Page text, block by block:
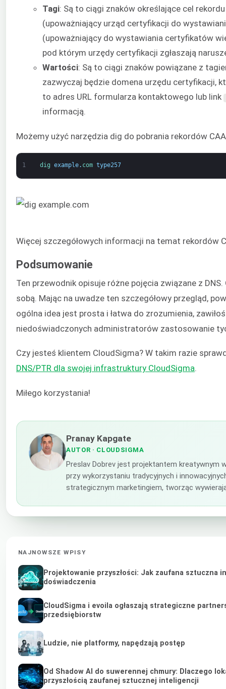
Tagi: Są to ciągi znaków określające cel
(upoważniający urząd certyfikacji do
(upoważniający do wystawiania certyfikatów
pod którym urzędy certyfikacji zgłaszają
Wartości: Są to ciągi znaków powiązane z
zazwyczaj będzie domena urzędu certyfikacji,
to adres URL formularza kontaktowego lub link
informacją.
Możemy użyć narzędzia dig do pobrania rekordów
1 dig example. com type257
Więcej szczegółowych informacji na temat rekordów
Podsumowanie
Ten przewodnik opisuje różne pojęcia związane z
sobą. Mając na uwadze ten szczegółowy przegląd,
ogólna idea jest prosta i łatwa do zrozumienia,
niedoświadczonych administratorów zastosowanie
Czy jesteś klientem CloudSigma? W takim razie
DNS/PTR dla swojej infrastruktury CloudSigma.
Miłego korzystania!
Pranay Kapgate
AUTOR · CLOUDSIGMA
Preslav Dobrev jest projektantem kreatywnym
przy wykorzystaniu tradycyjnych i
strategicznym marketingiem, tworząc
NAJNOWSZE WPISY
Projektowanie przyszłości: Jak zaufana
doświadczenia
CloudSigma i evoila ogłaszają strategiczne
przedsiębiorstw
Ludzie, nie platformy, napędzają postęp
Od Shadow AI do suwerennej chmury: Dlaczego
przyszłością zaufanej sztucznej inteligencji